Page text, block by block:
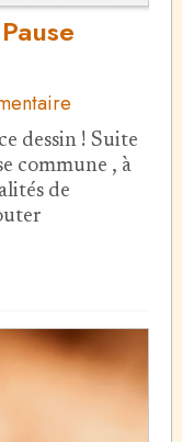
dessin ! Suite
commune , à
de